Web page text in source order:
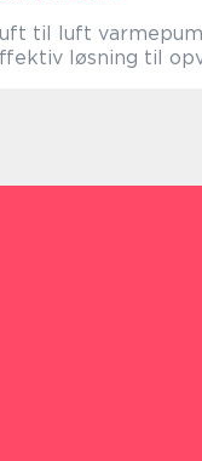
til luft
løsning til